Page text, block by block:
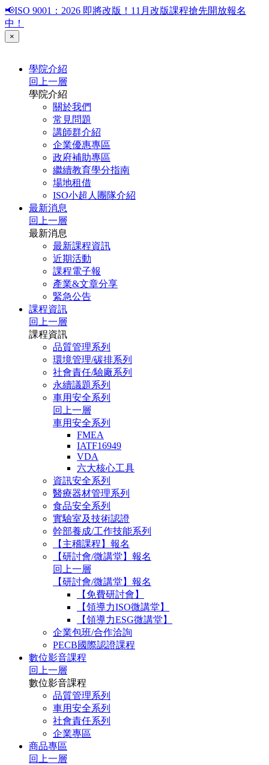
📢ISO 9001：2026 即將改版！11月改版課程搶先開放報名
中！
×
學院介紹
回上一層
學院介紹
關於我們
常見問題
講師群介紹
企業優惠專區
政府補助專區
繼續教育學分指南
場地租借
ISO小超人團隊介紹
最新消息
回上一層
最新消息
最新課程資訊
近期活動
課程電子報
產業&文章分享
緊急公告
課程資訊
回上一層
課程資訊
品質管理系列
環境管理/碳排系列
社會責任/驗廠系列
永續議題系列
車用安全系列
回上一層
車用安全系列
FMEA
IATF16949
VDA
六大核心工具
資訊安全系列
醫療器材管理系列
食品安全系列
實驗室及技術認證
幹部養成/工作技能系列
【主稽課程】報名
【研討會/微講堂】報名
回上一層
【研討會/微講堂】報名
【免費研討會】
【領導力ISO微講堂】
【領導力ESG微講堂】
企業包班/合作洽詢
PECB國際認證課程
數位影音課程
回上一層
數位影音課程
品質管理系列
車用安全系列
社會責任系列
企業專區
商品專區
回上一層